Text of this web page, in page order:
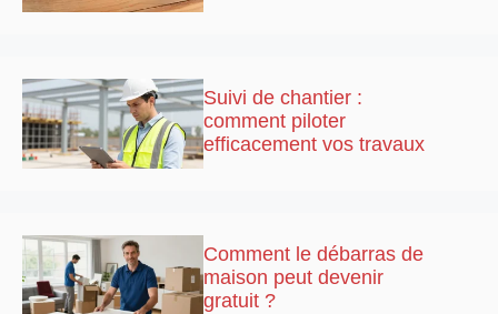
Suivi de chantier :
comment piloter
efficacement vos travaux
Comment le débarras de
maison peut devenir
gratuit ?